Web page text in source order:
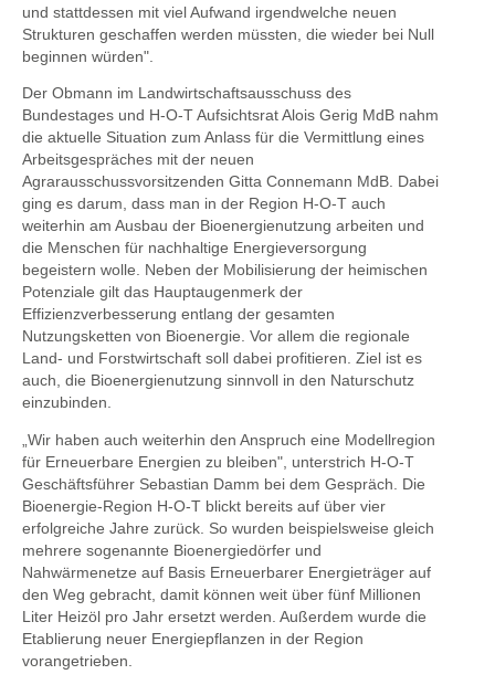
und stattdessen mit viel Aufwand irgendwelche neuen
Strukturen geschaffen werden müssten, die wieder bei Null
beginnen würden".
Der Obmann im Landwirtschaftsausschuss des
Bundestages und H-O-T Aufsichtsrat Alois Gerig MdB nahm
die aktuelle Situation zum Anlass für die Vermittlung eines
Arbeitsgespräches mit der neuen
Agrarausschussvorsitzenden Gitta Connemann MdB. Dabei
ging es darum, dass man in der Region H-O-T auch
weiterhin am Ausbau der Bioenergienutzung arbeiten und
die Menschen für nachhaltige Energieversorgung
begeistern wolle. Neben der Mobilisierung der heimischen
Potenziale gilt das Hauptaugenmerk der
Effizienzverbesserung entlang der gesamten
Nutzungsketten von Bioenergie. Vor allem die regionale
Land- und Forstwirtschaft soll dabei profitieren. Ziel ist es
auch, die Bioenergienutzung sinnvoll in den Naturschutz
einzubinden.
„Wir haben auch weiterhin den Anspruch eine Modellregion
für Erneuerbare Energien zu bleiben", unterstrich H-O-T
Geschäftsführer Sebastian Damm bei dem Gespräch. Die
Bioenergie-Region H-O-T blickt bereits auf über vier
erfolgreiche Jahre zurück. So wurden beispielsweise gleich
mehrere sogenannte Bioenergiedörfer und
Nahwärmenetze auf Basis Erneuerbarer Energieträger auf
den Weg gebracht, damit können weit über fünf Millionen
Liter Heizöl pro Jahr ersetzt werden. Außerdem wurde die
Etablierung neuer Energiepflanzen in der Region
vorangetrieben.